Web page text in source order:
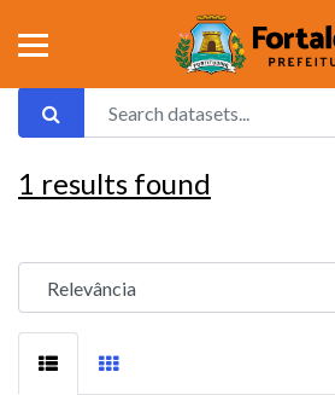
1 results found